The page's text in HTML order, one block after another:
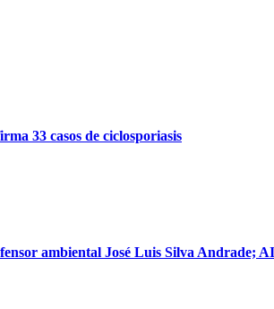
33 casos de ciclosporiasis
ambiental José Luis Silva Andrade;